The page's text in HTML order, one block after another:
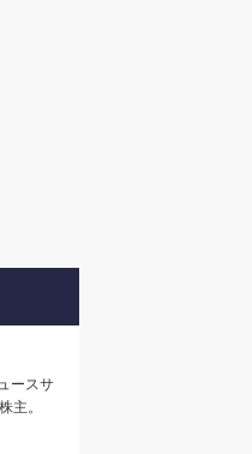
ースサ
主。